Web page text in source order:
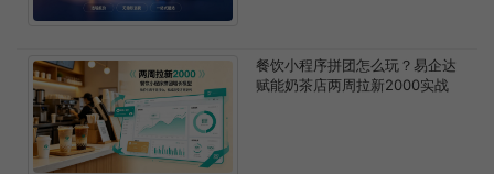
餐饮小程序拼团怎么玩？易企达
赋能奶茶店两周拉新2000实战